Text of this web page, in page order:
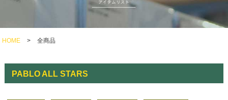
HOME > 全商品
PABLO ALL STARS